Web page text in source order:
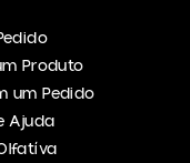
Produto
um Pedido
Ajuda